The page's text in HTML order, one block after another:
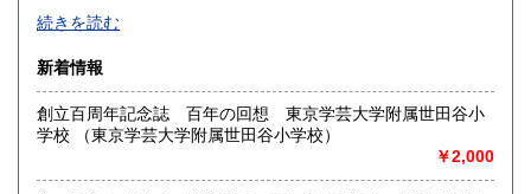
熊本県 600円 大分県 600円
宮崎県 600円 鹿児島県 600円
中南米関連、民俗学、随筆紀行
沿線名：無店舗
最寄駅：-
営業時間：-
定休日：-
続きを読む
新着情報
創立百周年記念誌 百年の回想 東京学芸大学附属世田谷小
学校 （東京学芸大学附属世田谷小学校）
￥2,000